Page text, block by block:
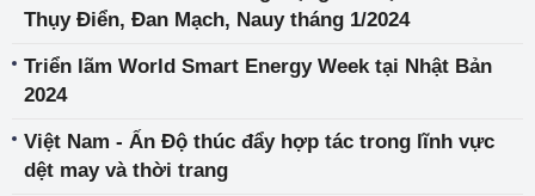
Thụy Điển, Đan Mạch, Nauy tháng 1/2024
Triển lãm World Smart Energy Week tại Nhật Bản
2024
Việt Nam - Ấn Độ thúc đẩy hợp tác trong lĩnh vực
dệt may và thời trang